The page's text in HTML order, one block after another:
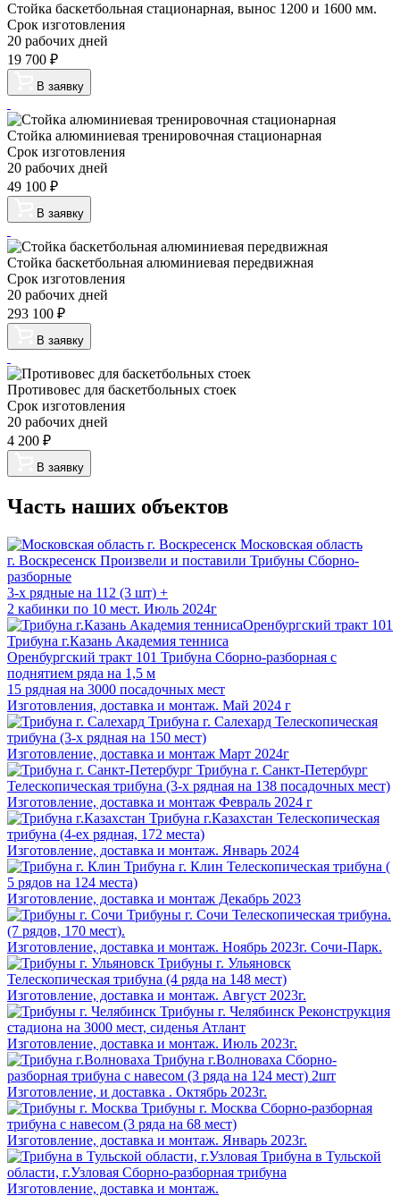
Стойка баскетбольная стационарная, вынос 1200 и 1600 мм.
Срок изготовления
20 рабочих дней
19 700 ₽
В заявку
Стойка алюминиевая тренировочная стационарная
Срок изготовления
20 рабочих дней
49 100 ₽
В заявку
Стойка баскетбольная алюминиевая передвижная
Срок изготовления
20 рабочих дней
293 100 ₽
В заявку
Противовес для баскетбольных стоек
Срок изготовления
20 рабочих дней
4 200 ₽
В заявку
Часть наших объектов
Московская область
г. Воскресенск Произвели и поставили Трибуны Сборно-
разборные
3-х рядные на 112 (3 шт) +
2 кабинки по 10 мест. Июль 2024г
Трибуна г.Казань Академия тенниса
Оренбургский тракт 101 Трибуна Сборно-разборная с
поднятием ряда на 1,5 м
15 рядная на 3000 посадочных мест
Изготовления, доставка и монтаж. Май 2024 г
Трибуна г. Салехард Телескопическая
трибуна (3-х рядная на 150 мест)
Изготовление, доставка и монтаж Март 2024г
Трибуна г. Санкт-Петербург
Телескопическая трибуна (3-х рядная на 138 посадочных мест)
Изготовление, доставка и монтаж Февраль 2024 г
Трибуна г.Казахстан Телескопическая
трибуна (4-ех рядная, 172 места)
Изготовление, доставка и монтаж. Январь 2024
Трибуна г. Клин Телескопическая трибуна (
5 рядов на 124 места)
Изготовление, доставка и монтаж Декабрь 2023
Трибуны г. Сочи Телескопическая трибуна.
(7 рядов, 170 мест).
Изготовление, доставка и монтаж. Ноябрь 2023г. Сочи-Парк.
Трибуны г. Ульяновск
Телескопическая трибуна (4 ряда на 148 мест)
Изготовление, доставка и монтаж. Август 2023г.
Трибуны г. Челябинск Реконструкция
стадиона на 3000 мест, сиденья Атлант
Изготовление, доставка и монтаж. Июль 2023г.
Трибуна г.Волноваха Сборно-
разборная трибуна с навесом (3 ряда на 124 мест) 2шт
Изготовление, и доставка . Октябрь 2023г.
Трибуны г. Москва Сборно-разборная
трибуна с навесом (3 ряда на 68 мест)
Изготовление, доставка и монтаж. Январь 2023г.
Трибуна в Тульской
области, г.Узловая Сборно-разборная трибуна
Изготовление, доставка и монтаж.